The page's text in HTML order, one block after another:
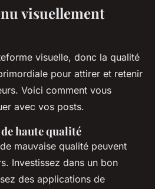
visuellement
visuelle, donc la qualité
pour attirer et retenir
Voici comment vous
avec vos posts.
haute qualité
mauvaise qualité peuvent
Investissez dans un bon
des applications de